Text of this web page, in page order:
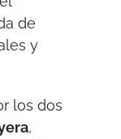
de
y
los dos
,